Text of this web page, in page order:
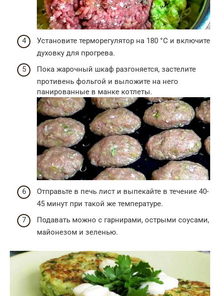
Установите терморегулятор на 180 °C и включите
духовку для прогрева.
Пока жарочный шкаф разгоняется, застелите
противень фольгой и выложите на него
панированные в манке котлеты.
Отправьте в печь лист и выпекайте в течение 40-
45 минут при такой же температуре.
Подавать можно с гарнирами, острыми соусами,
майонезом и зеленью.